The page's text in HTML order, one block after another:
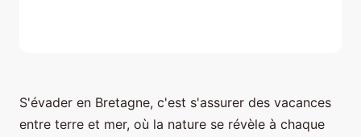
S'évader en Bretagne, c'est s'assurer des vacances
entre terre et mer, où la nature se révèle à chaque